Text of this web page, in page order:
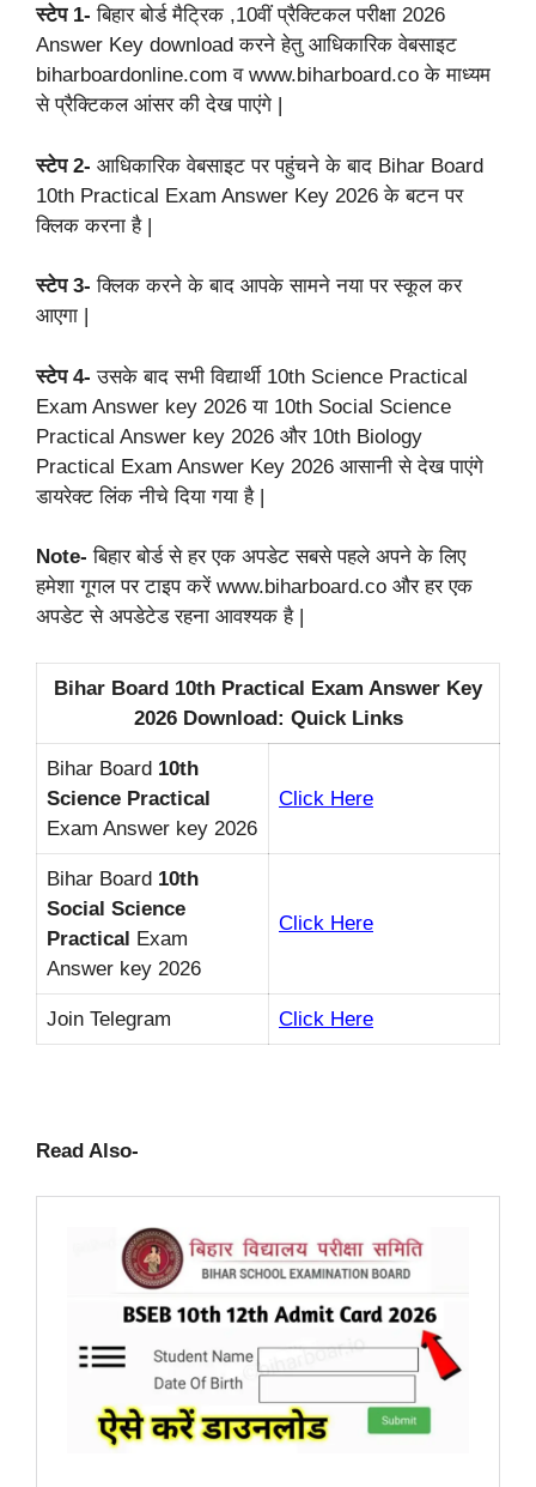
स्टेप 1- बिहार बोर्ड मैट्रिक ,10वीं प्रैक्टिकल परीक्षा 2026
Answer Key download करने हेतु आधिकारिक वेबसाइट
biharboardonline.com व www.biharboard.co के माध्यम
से प्रैक्टिकल आंसर की देख पाएंगे |
स्टेप 2- आधिकारिक वेबसाइट पर पहुंचने के बाद Bihar Board
10th Practical Exam Answer Key 2026 के बटन पर
क्लिक करना है |
स्टेप 3- क्लिक करने के बाद आपके सामने नया पर स्कूल कर
आएगा |
स्टेप 4- उसके बाद सभी विद्यार्थी 10th Science Practical
Exam Answer key 2026 या 10th Social Science
Practical Answer key 2026 और 10th Biology
Practical Exam Answer Key 2026 आसानी से देख पाएंगे
डायरेक्ट लिंक नीचे दिया गया है |
Note- बिहार बोर्ड से हर एक अपडेट सबसे पहले अपने के लिए
हमेशा गूगल पर टाइप करें www.biharboard.co और हर एक
अपडेट से अपडेटेड रहना आवश्यक है |
Bihar Board 10th Practical Exam Answer Key
2026 Download: Quick Links
Bihar Board 10th
Science Practical
Exam Answer key 2026
Click Here
Bihar Board 10th
Social Science
Practical Exam
Answer key 2026
Click Here
Join Telegram Click Here
Read Also-